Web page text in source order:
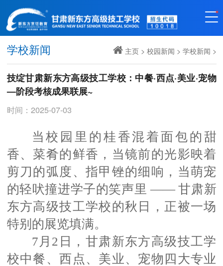
学校新闻 主页> 校园新闻 > 学校新闻 >
技绽甘肃新东方高级技工学校：中餐·西点·美业·宠物
—阶段考核成果联展~
时间：2025-07-03
当校园里的桂香混着面包的甜
香、菜肴的鲜香，当镜前的光影映着
剪刀的弧度、指甲锉的细响，当萌宠
的轻吠撞进学子的笑声里 —— 甘肃新
东方高级技工学校的秋日，正被一场
特别的展览填满。
7月2日，甘肃新东方高级技工学
校中餐、西点、美业、宠物四大专业